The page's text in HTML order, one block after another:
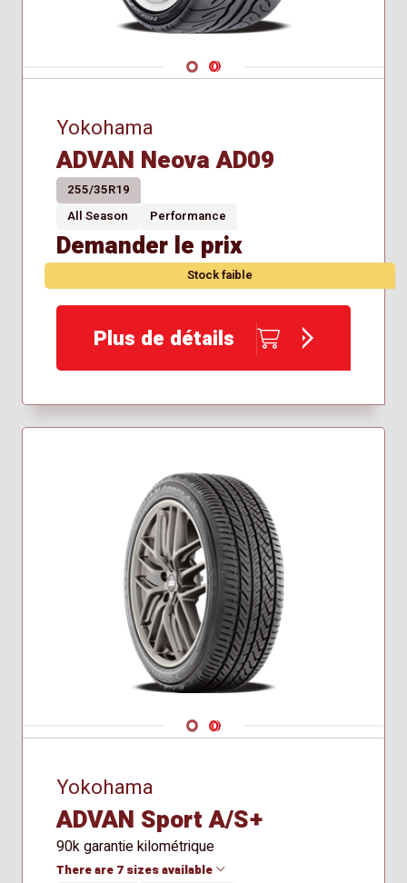
Navigate 1
Navigate 2
Yokohama
ADVAN Neova AD09
255/35R19
All Season
Performance
Demander le prix
Stock faible
Plus de détails
Navigate 1
Navigate 2
Yokohama
ADVAN Sport A/S+
90k garantie kilométrique
There are 7 sizes available